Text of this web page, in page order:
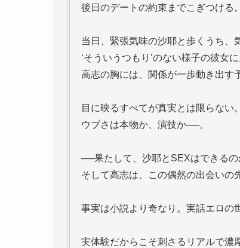
後日のデートの約束までこぎつける。
当日、緊張気味の沙耶と歩くうち、
‘そういうつもり’のない様子の彼女
高志の胸には、関係が一歩動き出す
目に映るすべてが真実とは限らない。
ウブさは本物か、演技か──。
──果たして、沙耶とSEXはできるの
そして高志は、この偶然の出会いの
事実は小説より奇なり。実話エロの
実体験だからこそ刺さるリアルで濃